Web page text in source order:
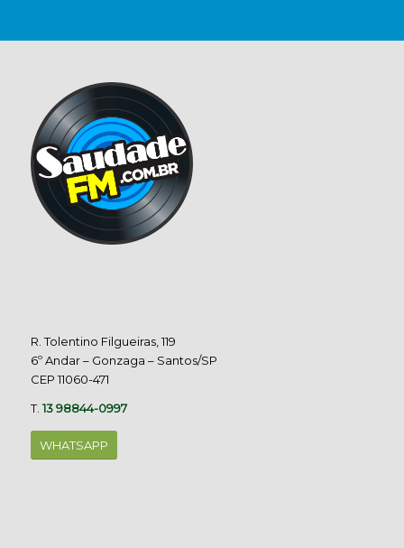
R. Tolentino Filgueiras, 119
6º Andar – Gonzaga – Santos/SP
CEP 11060-471
T.13 98844-0997
WHATSAPP